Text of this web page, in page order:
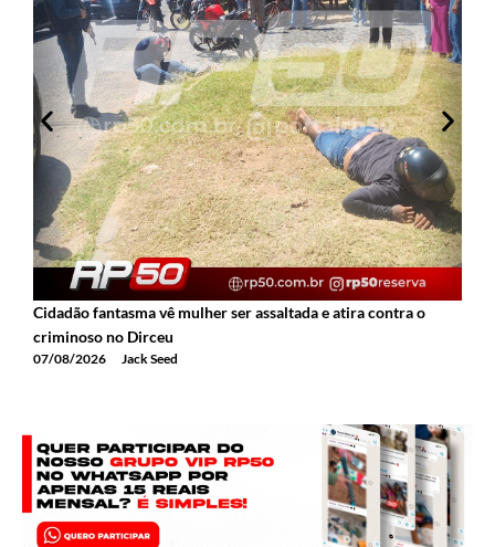
Cidadão fantasma vê mulher ser assaltada e atira contra o
criminoso no Dirceu
07/08/2026 Jack Seed